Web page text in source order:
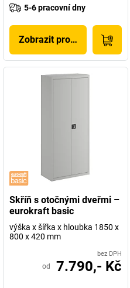
5-6 pracovní dny
Zobrazit produkt
Skříň s otočnými dveřmi –
eurokraft basic
výška x šířka x hloubka 1850 x
800 x 420 mm
bez DPH
od 7.790,- Kč